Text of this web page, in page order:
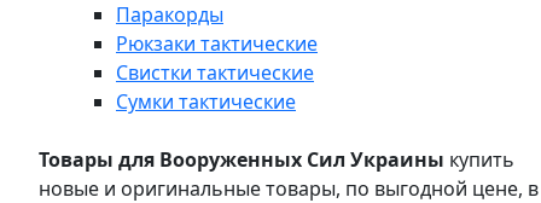
Паракорды
Рюкзаки тактические
Свистки тактические
Сумки тактические
Товары для Вооруженных Сил Украины купить
новые и оригинальные товары, по выгодной цене, в